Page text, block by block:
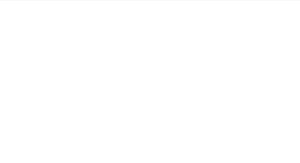
фирменного оборудования Detroх –